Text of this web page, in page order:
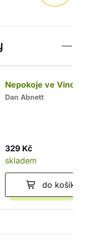
Nepokoje ve
Dan Abnett
329 Kč
skladem
do košíku